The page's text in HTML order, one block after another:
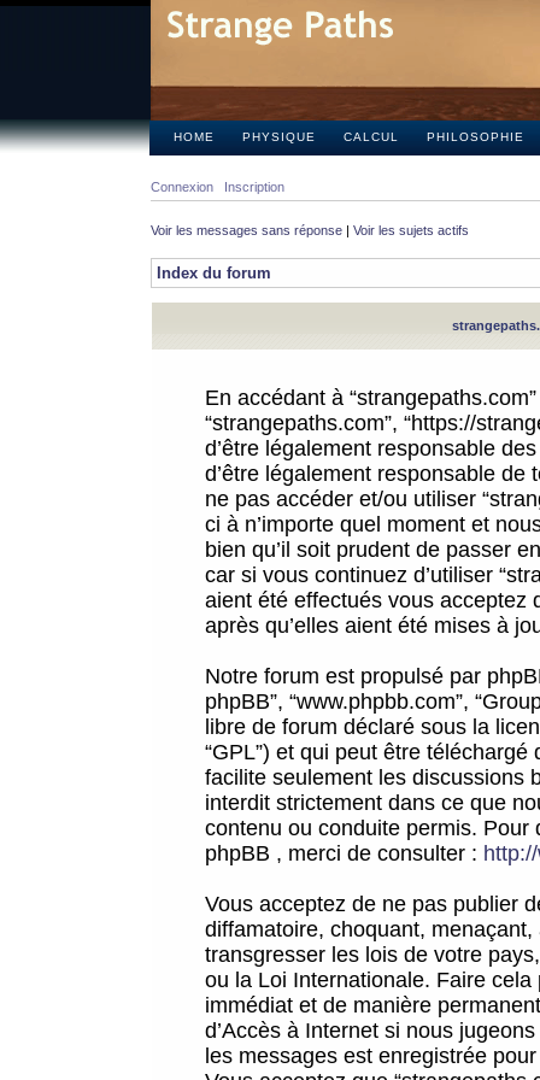
HOME PHYSIQUE CALCUL PHILOSOPHIE
Connexion Inscription
Voir les messages sans réponse | Voir les sujets actifs
Index du forum
En accédant à
“strangepaths.com”, “https://
d’être légalement responsable
d’être légalement responsable
ne pas accéder et/ou utiliser
ci à n’importe quel moment et
bien qu’il soit prudent de passer
car si vous continuez d’utiliser
aient été effectués vous acceptez
après qu’elles aient été mises à
Notre forum est propulsé par
phpBB”, “www.phpbb.com”,
libre de forum déclaré sous la
“GPL”) et qui peut être téléchargé
facilite seulement les discussions
interdit strictement dans ce que
contenu ou conduite permis.
phpBB , merci de consulter :
Vous acceptez de ne pas publier
diffamatoire, choquant,
transgresser les lois de votre
ou la Loi Internationale. Faire
immédiat et de manière
d’Accès à Internet si nous
les messages est enregistrée